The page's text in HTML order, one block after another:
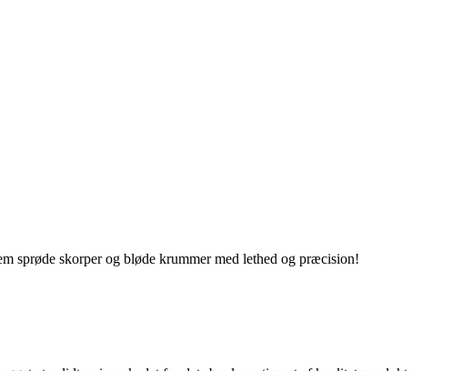
sprøde skorper og bløde krummer med lethed og præcision!